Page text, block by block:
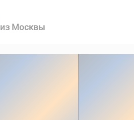
из Москвы